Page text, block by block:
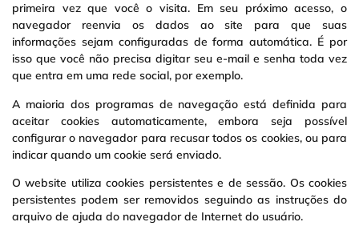
primeira vez que você o visita. Em seu próximo acesso, o
navegador reenvia os dados ao site para que suas
informações sejam configuradas de forma automática. É por
isso que você não precisa digitar seu e-mail e senha toda vez
que entra em uma rede social, por exemplo.
A maioria dos programas de navegação está definida para
aceitar cookies automaticamente, embora seja possível
configurar o navegador para recusar todos os cookies, ou para
indicar quando um cookie será enviado.
O website utiliza cookies persistentes e de sessão. Os cookies
persistentes podem ser removidos seguindo as instruções do
arquivo de ajuda do navegador de Internet do usuário.